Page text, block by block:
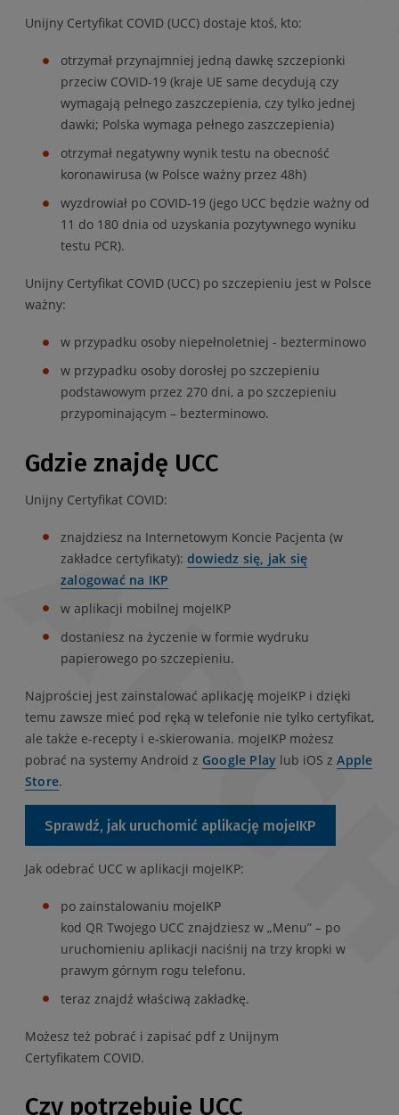
Unijny Certyfikat COVID (UCC) dostaje ktoś, kto:
otrzymał przynajmniej jedną dawkę szczepionki
przeciw COVID-19 (kraje UE same decydują czy
wymagają pełnego zaszczepienia, czy tylko jednej
dawki; Polska wymaga pełnego zaszczepienia)
otrzymał negatywny wynik testu na obecność
koronawirusa (w Polsce ważny przez 48h)
wyzdrowiał po COVID-19 (jego UCC będzie ważny od
11 do 180 dnia od uzyskania pozytywnego wyniku
testu PCR).
Unijny Certyfikat COVID (UCC) po szczepieniu jest w Polsce
ważny:
w przypadku osoby niepełnoletniej - bezterminowo
w przypadku osoby dorosłej po szczepieniu
podstawowym przez 270 dni, a po szczepieniu
przypominającym – bezterminowo.
Gdzie znajdę UCC
Unijny Certyfikat COVID:
znajdziesz na Internetowym Koncie Pacjenta (w
zakładce certyfikaty): dowiedz się, jak się
zalogować na IKP
w aplikacji mobilnej mojeIKP
dostaniesz na życzenie w formie wydruku
papierowego po szczepieniu.
Najprościej jest zainstalować aplikację mojeIKP i dzięki
temu zawsze mieć pod ręką w telefonie nie tylko certyfikat,
ale także e-recepty i e-skierowania. mojeIKP możesz
pobrać na systemy Android z Google Play lub iOS zApple
Store.
Sprawdź, jak uruchomić aplikację mojeIKP
Jak odebrać UCC w aplikacji mojeIKP:
po zainstalowaniu mojeIKP
kod QR Twojego UCC znajdziesz w „Menu” – po
uruchomieniu aplikacji naciśnij na trzy kropki w
prawym górnym rogu telefonu.
teraz znajdź właściwą zakładkę.
Możesz też pobrać i zapisać pdf z Unijnym
Certyfikatem COVID.
Czy potrzebuję UCC